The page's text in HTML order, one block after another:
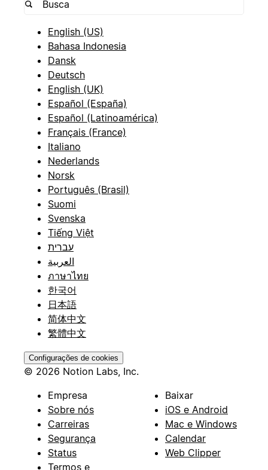
English (US)
Bahasa Indonesia
Dansk
Deutsch
English (UK)
Español (España)
Español (Latinoamérica)
Français (France)
Italiano
Nederlands
Norsk
Português (Brasil)
Suomi
Svenska
Tiếng Việt
עברית
العربية
ภาษาไทย
한국어
日本語
简体中文
繁體中文
Configurações de cookies
© 2026 Notion Labs, Inc.
Empresa
Sobre nós
Carreiras
Segurança
Status
Termos e
Baixar
iOS e Android
Mac e Windows
Calendar
Web Clipper